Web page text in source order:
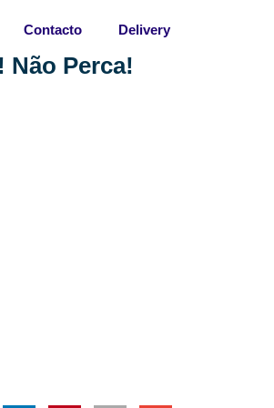
Contacto Delivery
Não Perca!